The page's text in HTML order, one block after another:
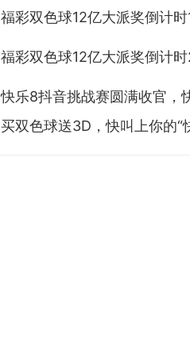
福彩双色球12亿大派奖倒计时
福彩双色球12亿大派奖倒计时
快乐8抖音挑战赛圆满收官，
买双色球送3D，快叫上你的“